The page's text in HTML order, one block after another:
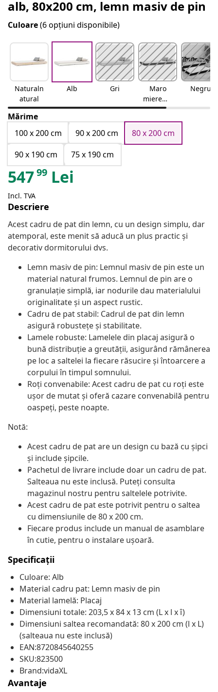
alb, 80x200 cm, lemn masiv de pin
Culoare(6 opțiuni disponibile)
Naturaln
atural
Alb Gri
Maro
mierema
ro miere
Negru
Mărime
100 x 200 cm
90 x 200 cm
80 x 200 cm
90 x 190 cm
75 x 190 cm
54799 Lei
Incl. TVA
Descriere
Acest cadru de pat din lemn, cu un design simplu, dar
atemporal, este menit să aducă un plus practic și
decorativ dormitorului dvs.
Lemn masiv de pin: Lemnul masiv de pin este un
material natural frumos. Lemnul de pin are o
granulație simplă, iar nodurile dau materialului
originalitate și un aspect rustic.
Cadru de pat stabil: Cadrul de pat din lemn
asigură robustețe și stabilitate.
Lamele robuste: Lamelele din placaj asigură o
bună distribuție a greutății, asigurând rămânerea
pe loc a saltelei la fiecare răsucire și întoarcere a
corpului în timpul somnului.
Roți convenabile: Acest cadru de pat cu roți este
ușor de mutat și oferă cazare convenabilă pentru
oaspeți, peste noapte.
Notă:
Acest cadru de pat are un design cu bază cu șipci
și include șipcile.
Pachetul de livrare include doar un cadru de pat.
Salteaua nu este inclusă. Puteți consulta
magazinul nostru pentru saltelele potrivite.
Acest cadru de pat este potrivit pentru o saltea
cu dimensiunile de 80 x 200 cm.
Fiecare produs include un manual de asamblare
în cutie, pentru o instalare ușoară.
Specificații
Culoare: Alb
Material cadru pat: Lemn masiv de pin
Material lamelă: Placaj
Dimensiuni totale: 203,5 x 84 x 13 cm (L x l x î)
Dimensiuni saltea recomandată: 80 x 200 cm (l x L)
(salteaua nu este inclusă)
EAN:8720845640255
SKU:823500
Brand:vidaXL
Avantaje